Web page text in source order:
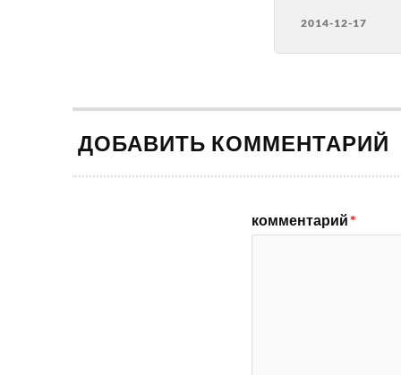
2014-12-17
ДОБАВИТЬ КОММЕНТАРИЙ
комментарий*